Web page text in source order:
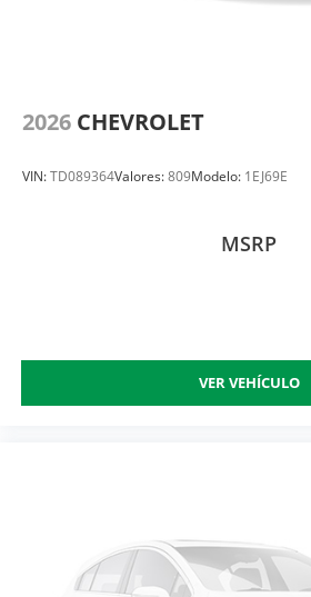
2026 CHEVROLET
VIN:TD089364Valores:809Modelo: 1EJ69E
MSRP
VER VEHÍCULO